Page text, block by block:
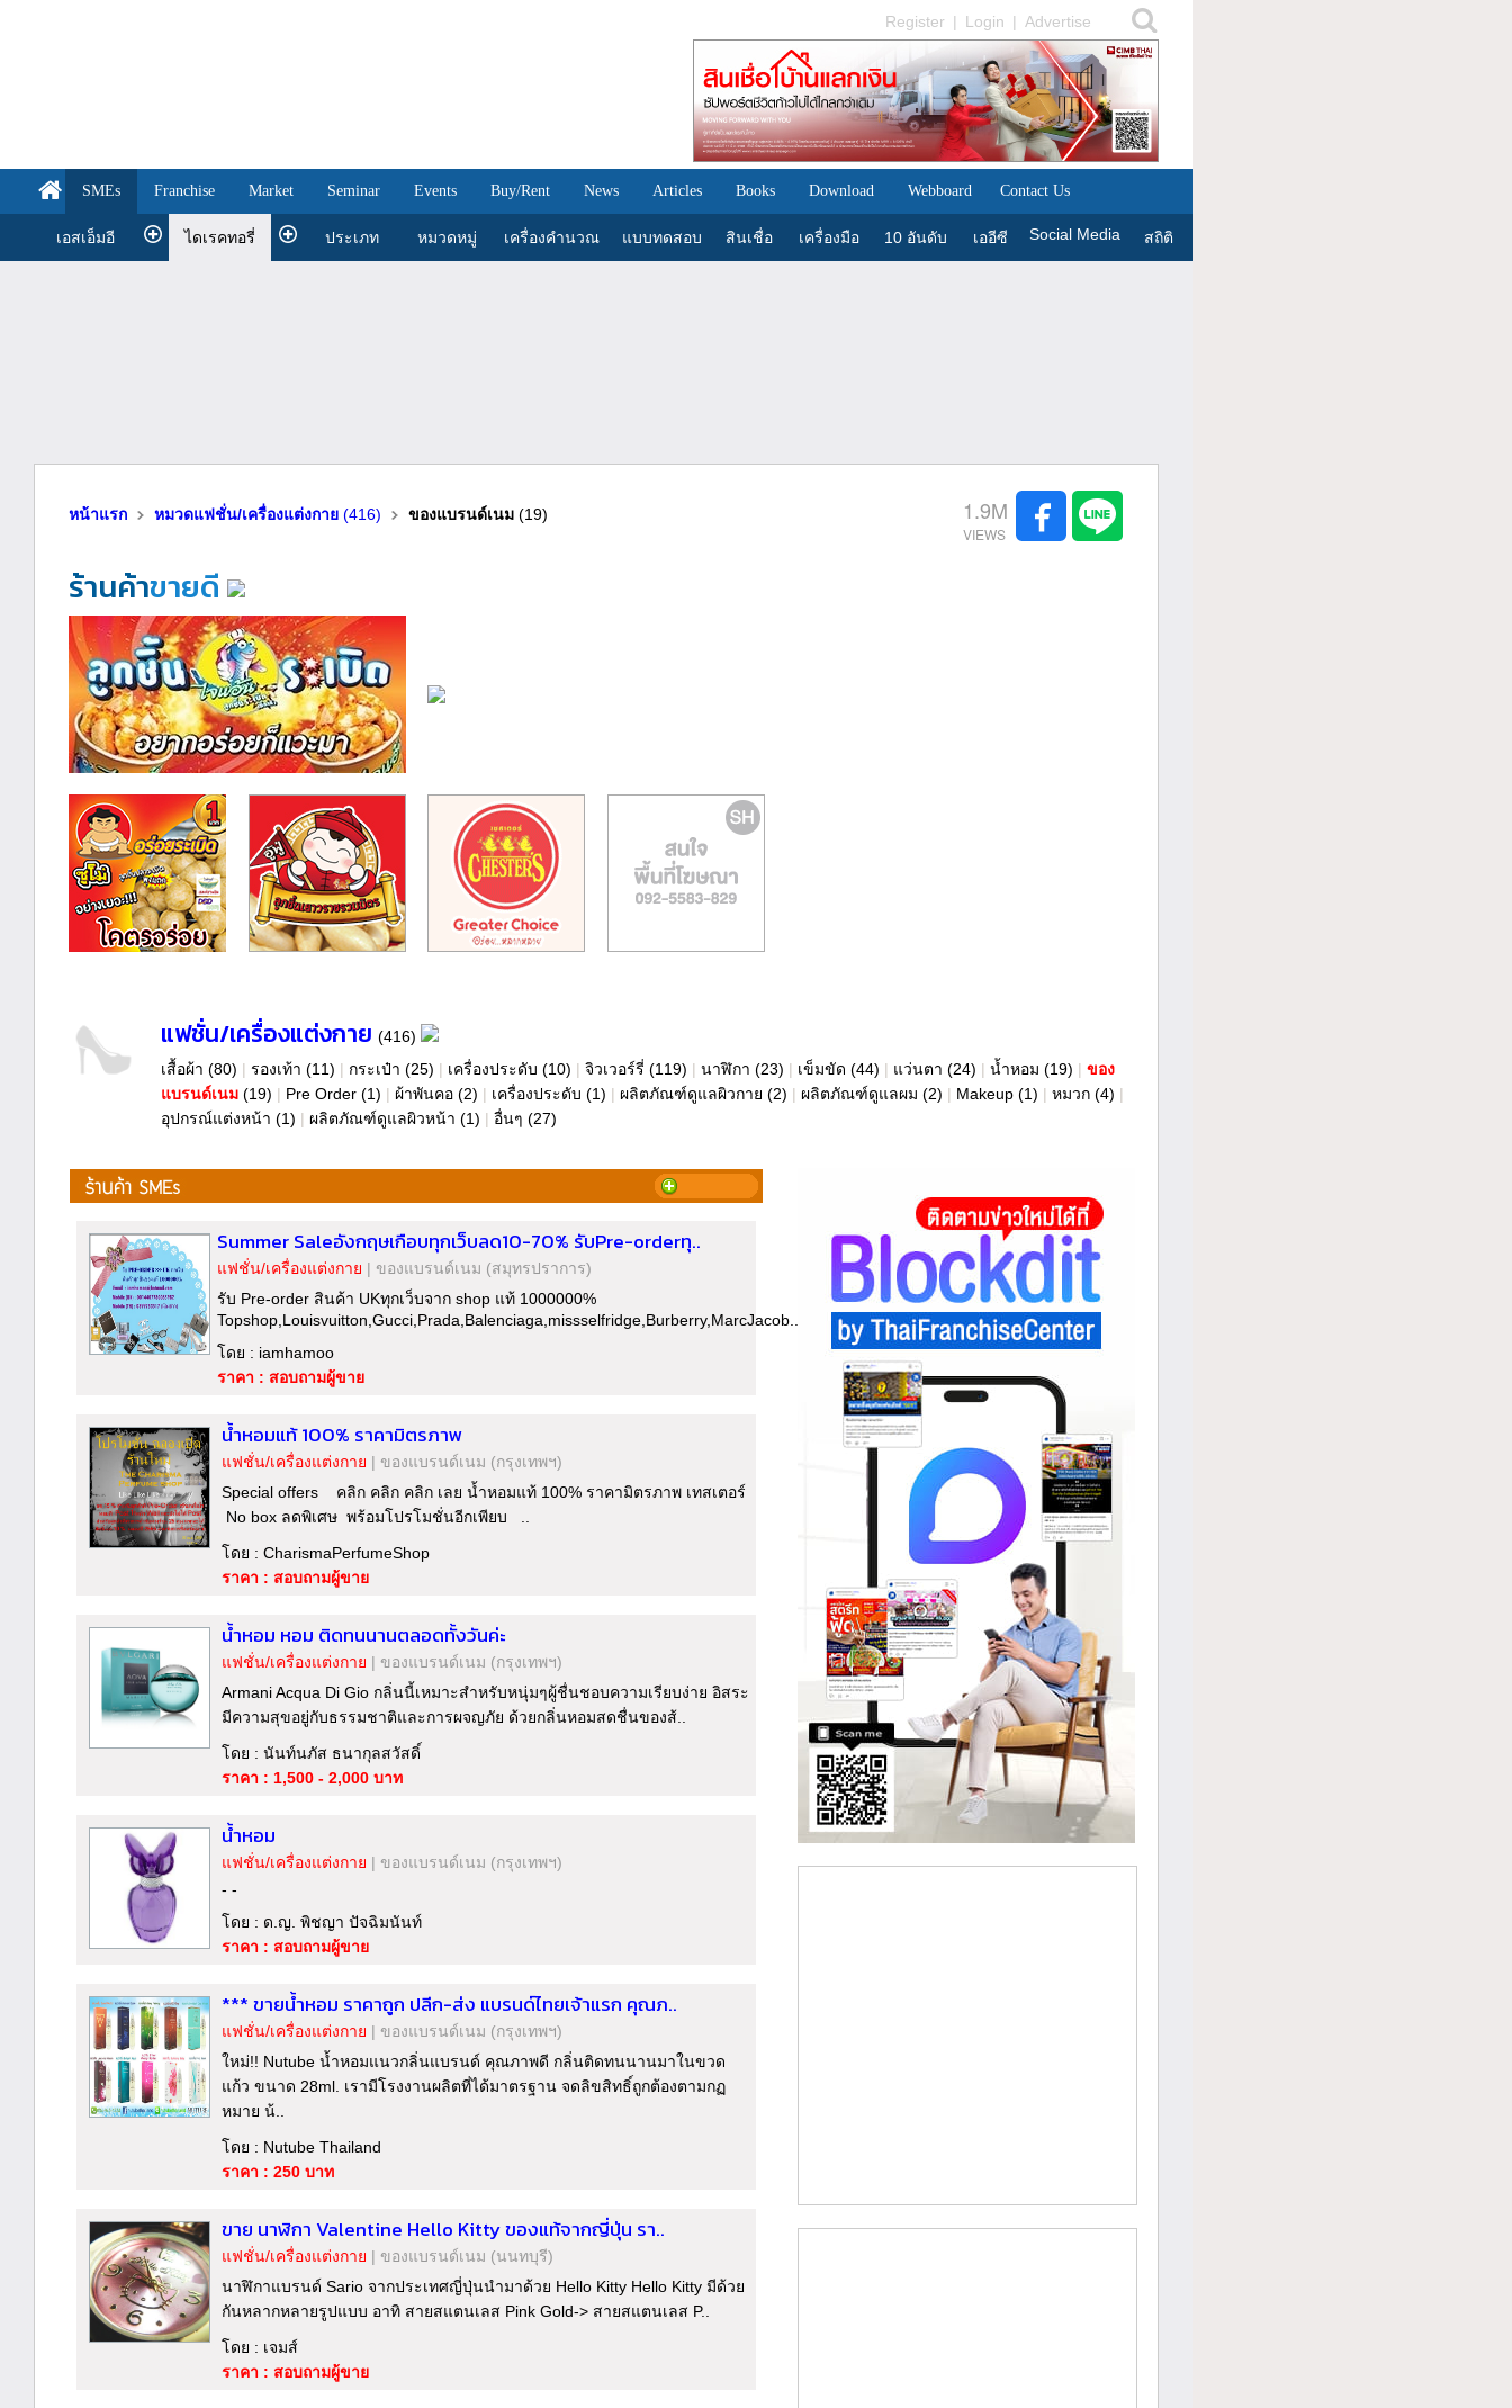
Register | Login | Advertise
SMEs Franchise Market Seminar Events Buy/Rent News Articles Books Download Webboard Contact Us
เอสเอ็มอี ไดเรคทอรี่ ประเภท หมวดหมู่ เครื่องคำนวณ แบบทดสอบ สินเชื่อ เครื่องมือ 10 อันดับ เออีซี Social Media สถิติ
หน้าแรก หมวดแฟชั่น/เครื่องแต่งกาย (416) ของแบรนด์เนม (19) 1.9M
ร้านค้าขายดี
แฟชั่น/เครื่องแต่งกาย (416)
เสื้อผ้า (80) | รองเท้า (11) | กระเป๋า (25) | เครื่องประดับ (10) | จิวเวอร์รี่ (119) | นาฬิกา (23) | เข็มขัด (44) | แว่นตา (24) | น้ำหอม (19) | ของ
แบรนด์เนม (19) | Pre Order (1) | ผ้าพันคอ (2) | เครื่องประดับ (1) | ผลิตภัณฑ์ดูแลผิวกาย (2) | ผลิตภัณฑ์ดูแลผม (2) | Makeup (1) | หมวก (4) |
อุปกรณ์แต่งหน้า (1) | ผลิตภัณฑ์ดูแลผิวหน้า (1) | อื่นๆ (27)
Summer Saleอังกฤษเกือบทุกเว็บลด10-70% รับPre-orderทุ..
แฟชั่น/เครื่องแต่งกาย | ของแบรนด์เนม (สมุทรปราการ)
รับ Pre-order สินค้า UKทุกเว็บจาก shop แท้ 1000000%
Topshop,Louisvuitton,Gucci,Prada,Balenciaga,missselfridge,Burberry,MarcJacob..
โดย : iamhamoo
ราคา : สอบถามผู้ขาย
น้ำหอมแท้ 100% ราคามิตรภาพ
แฟชั่น/เครื่องแต่งกาย | ของแบรนด์เนม (กรุงเทพฯ)
Special offers คลิก คลิก คลิก เลย น้ำหอมแท้ 100% ราคามิตรภาพ เทสเตอร์
No box ลดพิเศษ พร้อมโปรโมชั่นอีกเพียบ ..
โดย : CharismaPerfumeShop
ราคา : สอบถามผู้ขาย
น้ำหอม หอม ติดทนนานตลอดทั้งวันค่ะ
แฟชั่น/เครื่องแต่งกาย | ของแบรนด์เนม (กรุงเทพฯ)
Armani Acqua Di Gio กลิ่นนี้เหมาะสำหรับหนุ่มๆผู้ชื่นชอบความเรียบง่าย อิสระ
มีความสุขอยู่กับธรรมชาติและการผจญภัย ด้วยกลิ่นหอมสดชื่นของส้..
โดย : นันท์นภัส ธนากุลสวัสดิ์
ราคา : 1,500 - 2,000 บาท
น้ำหอม
แฟชั่น/เครื่องแต่งกาย | ของแบรนด์เนม (กรุงเทพฯ)
- -
โดย : ด.ญ. พิชญา ปัจฉิมนันท์
ราคา : สอบถามผู้ขาย
*** ขายน้ำหอม ราคาถูก ปลีก-ส่ง แบรนด์ไทยเจ้าแรก คุณภ..
แฟชั่น/เครื่องแต่งกาย | ของแบรนด์เนม (กรุงเทพฯ)
ใหม่!! Nutube น้ำหอมแนวกลิ่นแบรนด์ คุณภาพดี กลิ่นติดทนนานมาในขวด
แก้ว ขนาด 28ml. เรามีโรงงานผลิตที่ได้มาตรฐาน จดลิขสิทธิ์ถูกต้องตามกฏ
หมาย น้..
โดย : Nutube Thailand
ราคา : 250 บาท
ขาย นาฬิกา Valentine Hello Kitty ของแท้จากญี่ปุ่น รา..
แฟชั่น/เครื่องแต่งกาย | ของแบรนด์เนม (นนทบุรี)
นาฬิกาแบรนด์ Sario จากประเทศญี่ปุ่นนำมาด้วย Hello Kitty Hello Kitty มีด้วย
กันหลากหลายรูปแบบ อาทิ สายสแตนเลส Pink Gold-> สายสแตนเลส P..
โดย : เจมส์
ราคา : สอบถามผู้ขาย